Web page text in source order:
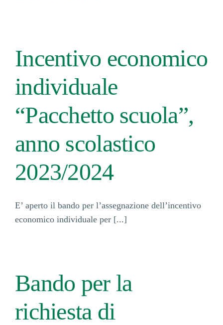
Incentivo economico
individuale
“Pacchetto scuola”,
anno scolastico
2023/2024
E’ aperto il bando per l’assegnazione dell’incentivo
economico individuale per [...]
Bando per la
richiesta di